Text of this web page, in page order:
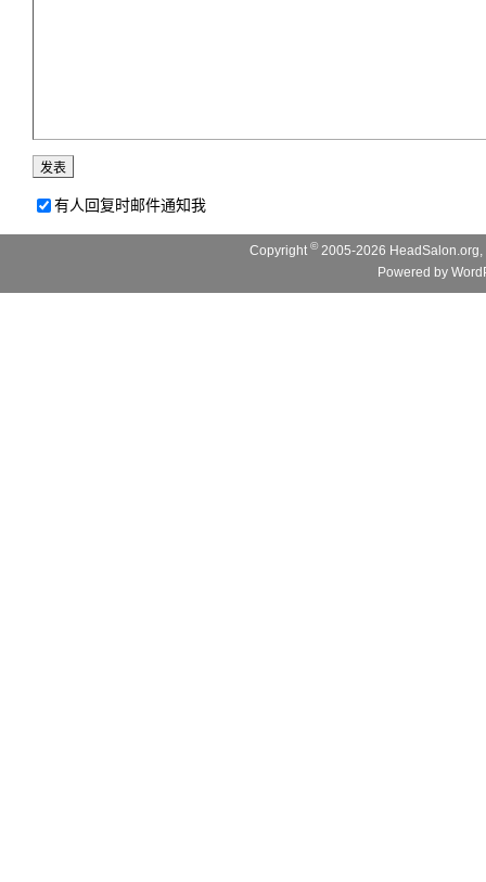
有人回复时邮件通知我
Copyright © 2005-2026
Powered by